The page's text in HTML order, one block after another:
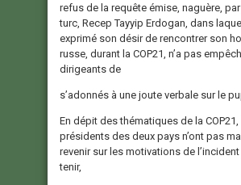
refus de la requête émise, naguère,
turc, Recep Tayyip Erdogan, dans
exprimé son désir de rencontrer son
russe, durant la COP21, n’a pas
dirigeants de
s’adonnés à une joute verbale sur le
En dépit des thématiques de la
présidents des deux pays n’ont pas
revenir sur les motivations de
tenir,